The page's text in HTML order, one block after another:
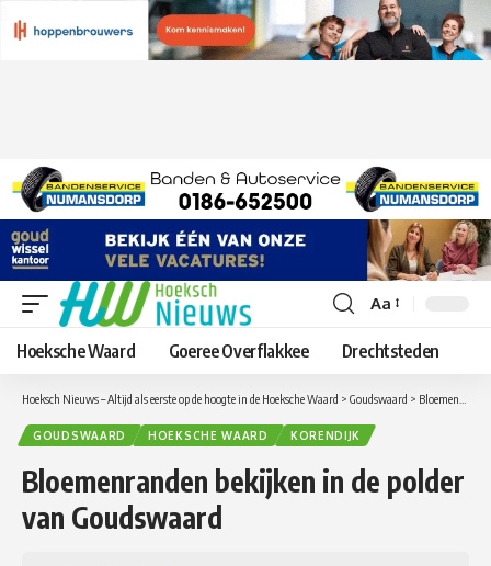
Lettergrootte
aanpassen
Aa
Hoeksche Waard Goeree Overflakkee Drechtsteden
Hoeksch Nieuws – Altijd als eerste op de hoogte in de Hoeksche Waard > Goudswaard > Bloemenranden bekijken in de polder van Goudswaard
GOUDSWAARD HOEKSCHE WAARD KORENDIJK
Bloemenranden bekijken in de polder
van Goudswaard